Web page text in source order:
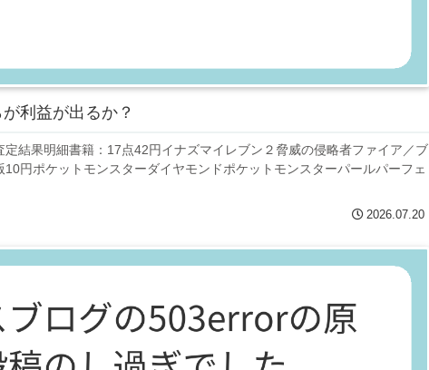
利益が出るか？
結果明細書籍：17点42円イナズマイレブン２脅威の侵略者ファイア／ブ
円ポケットモンスターダイヤモンドポケットモンスターパールパーフェ
2026.07.20